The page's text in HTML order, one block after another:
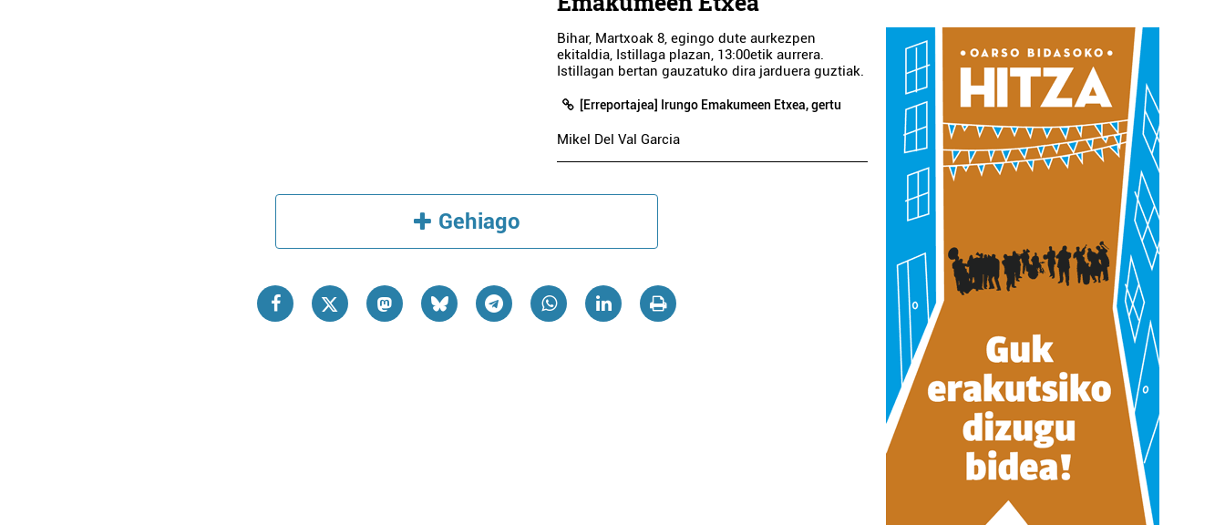
Bihar, Martxoak 8, egingo dute aurkezpen
ekitaldia, Istillaga plazan, 13:00etik aurrera.
Istillagan bertan gauzatuko dira jarduera guztiak.
[Erreportajea] Irungo Emakumeen Etxea, gertu
Mikel Del Val Garcia
Gehiago